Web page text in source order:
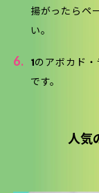
揚がったらペ
い。
6.
1のアボカド
です。
人気